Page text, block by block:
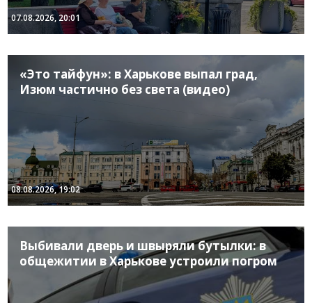
07.08.2026, 20:01
«Это тайфун»: в Харькове выпал град,
Изюм частично без света (видео)
08.08.2026, 19:02
Выбивали дверь и швыряли бутылки: в
общежитии в Харькове устроили погром